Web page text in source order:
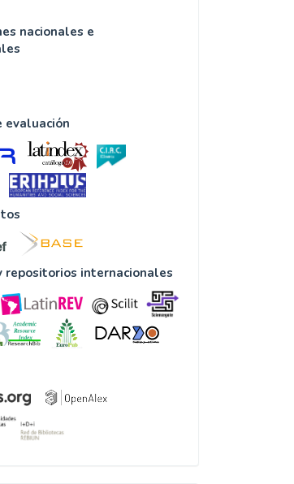
nacionales e
evaluación
repositorios internacionales